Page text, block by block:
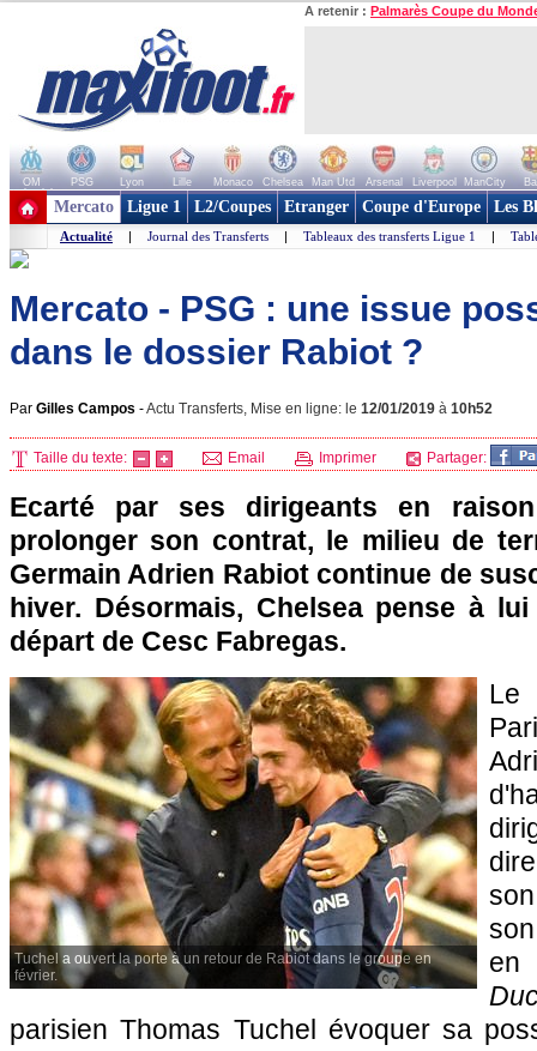
A retenir : Palmarès Coupe du
OM PSG Lyon Lille Monaco Chelsea Man Utd Arsenal Liverpool ManCity
+ de clubs
Mercato Ligue 1 L2/Coupes Etranger Coupe d'Europe Les
Actualité | Journal des Transferts | Tableaux des transferts Ligue 1 |
Mercato - PSG : une issue
dans le dossier Rabiot ?
Par Gilles Campos -Actu Transferts, Mise en ligne: le 12/01/2019 à 10h52
Taille du texte: Email Imprimer Partager:
Ecarté par ses dirigeants en
prolonger son contrat, le milieu de
Germain Adrien Rabiot continue de
hiver. Désormais, Chelsea pense à
départ de Cesc Fabregas.
Tuchel a ouvert la porte à un retour de Rabiot dans le groupe en
février.
Le
en
parisien Thomas Tuchel évoquer sa